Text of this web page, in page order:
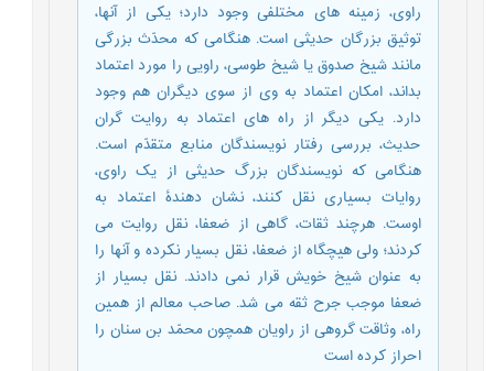
راوی، زمینه های مختلفی وجود دارد؛ یکی از آنها،
توثیق بزرگان حدیثی است. هنگامی که محدّث بزرگی
مانند شیخ صدوق یا شیخ طوسی، راویی را مورد اعتماد
بداند، امکان اعتماد به وی از سوی دیگران هم وجود
دارد. یکی دیگر از راه های اعتماد به روایت گران
حدیث، بررسی رفتار نویسندگان منابع متقدّم است.
هنگامی که نویسندگان بزرگ حدیثی از یک راوی،
روایات بسیاری نقل کنند، نشان دهندۀ اعتماد به
اوست. هرچند ثقات، گاهی از ضعفا، نقل روایت می
کردند؛ ولی هیچگاه از ضعفا، نقل بسیار نکرده و آنها را
به عنوان شیخ خویش قرار نمی دادند. نقل بسیار از
ضعفا موجب جرح ثقه می شد. صاحب معالم از همین
راه، وثاقت گروهی از راویان همچون محمّد بن سنان را
احراز کرده است